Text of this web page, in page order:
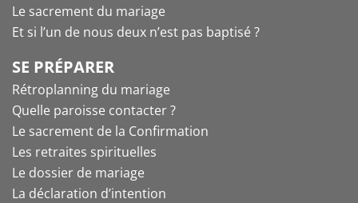
Le sacrement du mariage
Et si l’un de nous deux n’est pas baptisé ?
SE PRÉPARER
Rétroplanning du mariage
Quelle paroisse contacter ?
Le sacrement de la Confirmation
Les retraites spirituelles
Le dossier de mariage
La déclaration d’intention